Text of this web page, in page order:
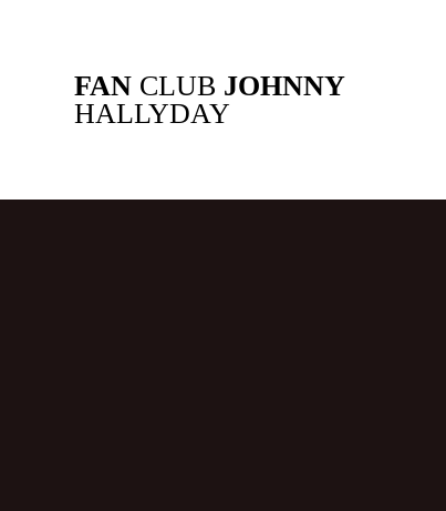
FAN CLUB JOHNNY
HALLYDAY